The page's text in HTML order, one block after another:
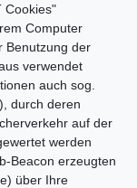
Cookies"
Computer
Benutzung der
verwendet
auch sog.
durch deren
auf der
werden
Beacon erzeugten
über Ihre